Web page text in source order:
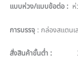
แบบห่วง/แบบข้อต่อ :
การบรรจุ : กล่องสแตนเ
สั่งสินค้าขั้นต่ำ :